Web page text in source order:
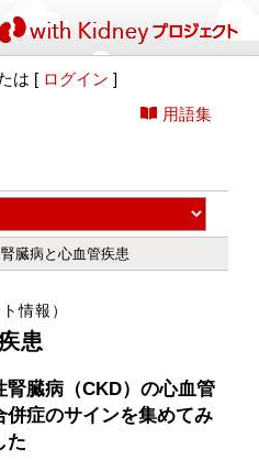
は [ ログイン ]
用語集
腎臓病と心血管疾患
情報）
患
腎臓病（CKD）の心血管
併症のサインを集めてみ
た